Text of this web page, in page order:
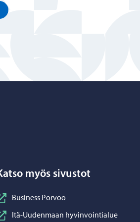
myös sivustot
Business Porvoo
Itä-Uudenmaan hyvinvointialue